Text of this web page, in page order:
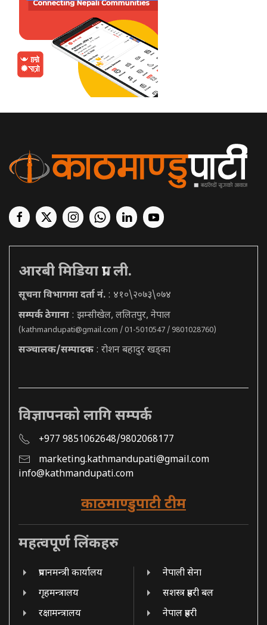
आरबी मिडिया प्रा. ली.
सूचना विभागमा दर्ता नं. : ४१०\२०७३\०७४
सम्पर्क ठेगाना : झम्सीखेल, ललितपुर, नेपाल
(kathmandupati@gmail.com / 01-5010547 / 9801028760)
सञ्चालक/सम्पादक : रोशन बहादुर खड्का
विज्ञापनको लागि सम्पर्क
+977 9851062648/9802068177
marketing.kathmandupati@gmail.com
info@kathmandupati.com
काठमाण्डुपाटी टीम
महत्वपूर्ण लिंकहरु
प्रधानमन्त्री कार्यालय
गृहमन्त्रालय
रक्षामन्त्रालय
नेपाली सेना
सशस्त्र प्रहरी बल
नेपाल प्रहरी